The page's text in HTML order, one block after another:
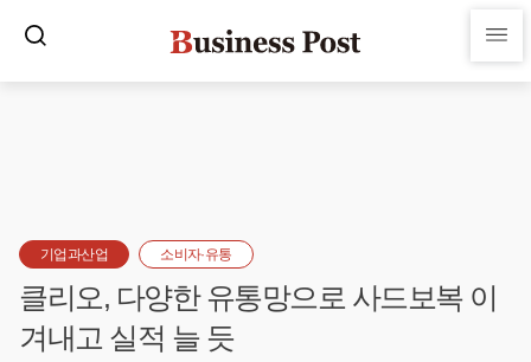
기업과산업 소비자·유통
클리오, 다양한 유통망으로 사드보복 이
겨내고 실적 늘 듯